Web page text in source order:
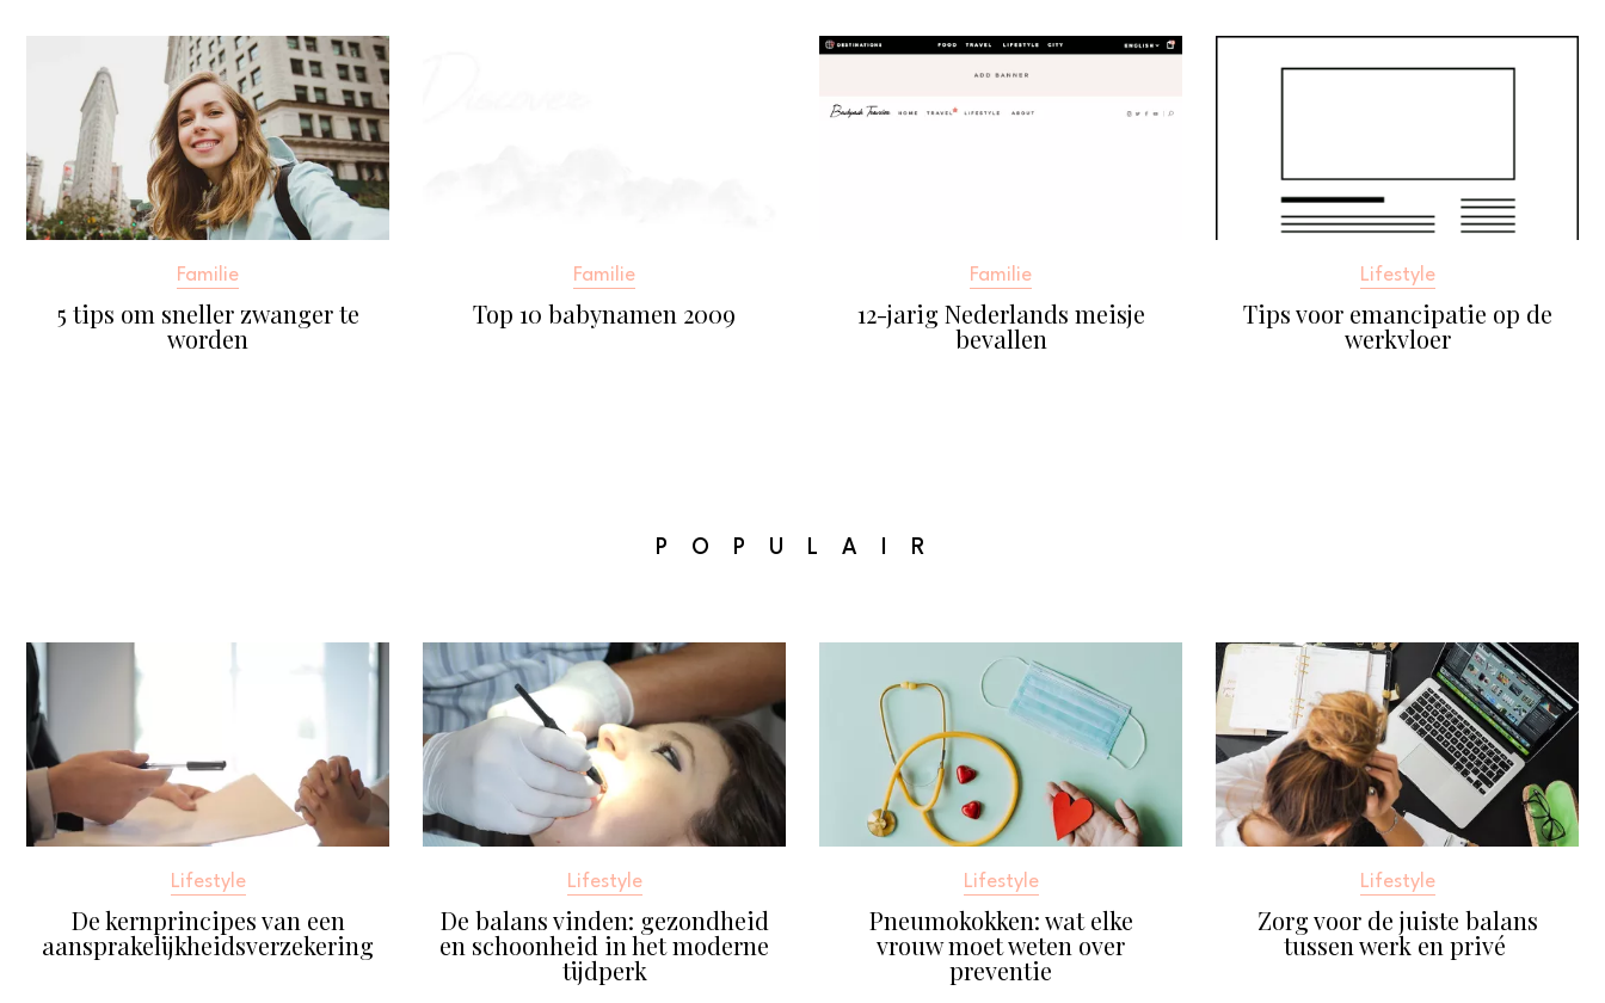
Familie
5 tips om sneller zwanger te
worden
Familie
Top 10 babynamen 2009
Familie
12-jarig Nederlands meisje
bevallen
Lifestyle
Tips voor emancipatie op de
werkvloer
POPULAIR
Lifestyle
De kernprincipes van een
aansprakelijkheidsverzekering
Lifestyle
De balans vinden: gezondheid
en schoonheid in het moderne
tijdperk
Lifestyle
Pneumokokken: wat elke
vrouw moet weten over
preventie
Lifestyle
Zorg voor de juiste balans
tussen werk en privé